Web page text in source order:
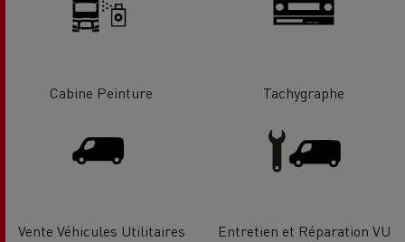
Cabine Peinture Tachygraphe
Vente Véhicules Utilitaires Entretien et Réparation VU